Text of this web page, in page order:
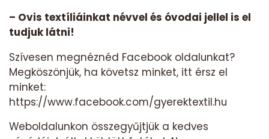
– Ovis textíliáinkat névvel és óvodai jellel is el
tudjuk látni!
Szívesen megnéznéd Facebook oldalunkat?
Megköszönjük, ha követsz minket, itt érsz el
minket:
https://www.facebook.com/gyerektextil.hu
Weboldalunkon összegyűjtjük a kedves